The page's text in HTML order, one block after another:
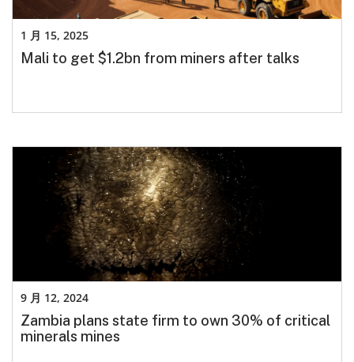
Mali to get $1.2bn from miners after talks
1 月 15, 2025
Zambia plans state firm to own 30% of critical
minerals mines
9 月 12, 2024